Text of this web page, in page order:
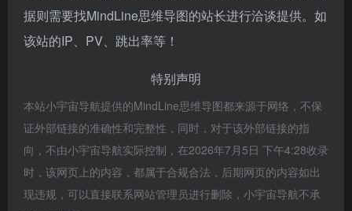
据则需要找MindLine思维导图的站长进行洽谈提供。如
该站的IP、PV、跳出率等！
特别声明
本站小宇宙导航提供的MindLine思维导图都来源于网络，不保
证外部链接的准确性和完整性，同时，对于该外部链接的指
向，不由小宇宙导航实际控制，在2026年7月5日 下午4:28收录
时，该网页上的内容，都属于合规合法，后期网页的内容如出
现违规，可以直接联系网站管理员进行删除，小宇宙导航不承